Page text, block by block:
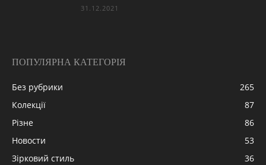
31.12.2021
ПОПУЛЯРНА КАТЕГОРІЯ
Без рубрики
265
Колекції
87
Різне
86
Новости
53
Зірковий стиль
36